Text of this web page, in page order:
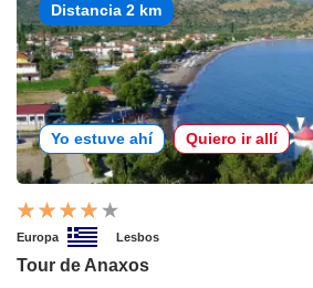
Distancia 2 km
Yo estuve ahí Quiero ir allí
Europa Lesbos
Tour de Anaxos